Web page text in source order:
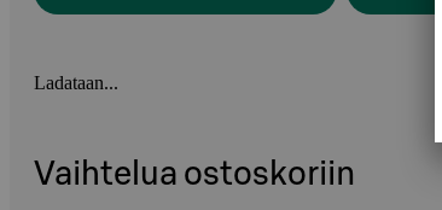
Ladataan...
Vaihtelua ostoskoriin